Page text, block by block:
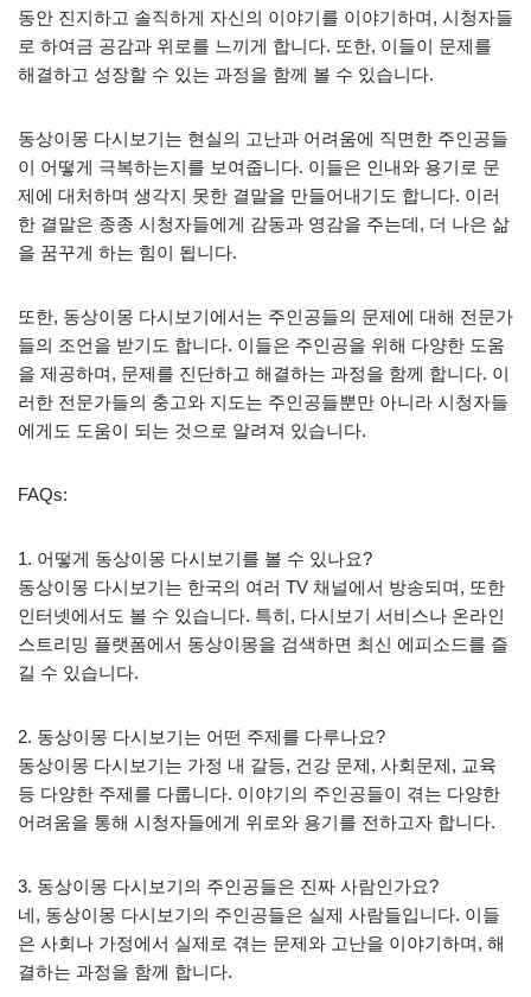
동안 진지하고 솔직하게 자신의 이야기를 이야기하며, 시청자들
로 하여금 공감과 위로를 느끼게 합니다. 또한, 이들이 문제를
해결하고 성장할 수 있는 과정을 함께 볼 수 있습니다.
동상이몽 다시보기는 현실의 고난과 어려움에 직면한 주인공들
이 어떻게 극복하는지를 보여줍니다. 이들은 인내와 용기로 문
제에 대처하며 생각지 못한 결말을 만들어내기도 합니다. 이러
한 결말은 종종 시청자들에게 감동과 영감을 주는데, 더 나은 삶
을 꿈꾸게 하는 힘이 됩니다.
또한, 동상이몽 다시보기에서는 주인공들의 문제에 대해 전문가
들의 조언을 받기도 합니다. 이들은 주인공을 위해 다양한 도움
을 제공하며, 문제를 진단하고 해결하는 과정을 함께 합니다. 이
러한 전문가들의 충고와 지도는 주인공들뿐만 아니라 시청자들
에게도 도움이 되는 것으로 알려져 있습니다.
FAQs:
1. 어떻게 동상이몽 다시보기를 볼 수 있나요?
동상이몽 다시보기는 한국의 여러 TV 채널에서 방송되며, 또한
인터넷에서도 볼 수 있습니다. 특히, 다시보기 서비스나 온라인
스트리밍 플랫폼에서 동상이몽을 검색하면 최신 에피소드를 즐
길 수 있습니다.
2. 동상이몽 다시보기는 어떤 주제를 다루나요?
동상이몽 다시보기는 가정 내 갈등, 건강 문제, 사회문제, 교육
등 다양한 주제를 다룹니다. 이야기의 주인공들이 겪는 다양한
어려움을 통해 시청자들에게 위로와 용기를 전하고자 합니다.
3. 동상이몽 다시보기의 주인공들은 진짜 사람인가요?
네, 동상이몽 다시보기의 주인공들은 실제 사람들입니다. 이들
은 사회나 가정에서 실제로 겪는 문제와 고난을 이야기하며, 해
결하는 과정을 함께 합니다.